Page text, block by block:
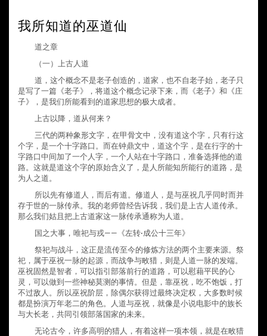
我所知道的巫道仙
道之章
（一）上古人道
道，这个概念不是老子创造的，道家，也不自老子始，老子只
是写了一篇《老子》，将道这个概念记录下来，而《老子》和《庄
子》，是我们所能看到的道家思想的极大成者。
上古以降，道从何来？
三代的两种象形文字，在甲骨文中，没有道这个字，只有行这
个字，是一个十字路口。而在钟鼎文中，道这个字，是在行字的十
字路口中间加了一个人字，一个人站在十字路口，准备选择他的道
路。这就是道这个字的原始含义了，是人所能知所能行的道路，是
为人之道。
所以先有修道人，而后有道。修道人，是与巫祝几乎同时而并
存于世的一脉传承。我的老师曾经告诉我，我们是上古人道传承。
那么我们姑且把上古道家这一脉传承通称为人道。
国之大事，唯祀与戎——《左转·成公十三年》
祭祀与战斗，这正是流传至今的修炼方法的两个主要来源。祭
祀，属于巫祝一脉的起源，而战争与畋猎，则是人道一脉的发端。
巫祝固然是智者，可以指引部落前行的道路，可以慰藉平民的心
灵，可以做到一些神秘莫测的事情。但是，靠巫祝，吃不饱饭，打
不过敌人。所以巫祝阶层，除偶尔获得过最终决定权，大多数时候
都是扮演万年老二的角色。人道与巫祝，就像是小说电影中的族长
与大长老，共同引领部落国家的未来。
无论古今，许多高明的猎人，有着这样一项本领，就是在畋猎